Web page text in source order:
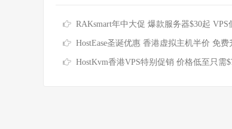
RAKsmart年中大促 爆款服务器$30起 VPS低至$0.99/月秒杀 云
HostEase圣诞优惠 香港虚拟主机半价 免费升独立IP
HostKvm香港VPS特别促销 价格低至只需